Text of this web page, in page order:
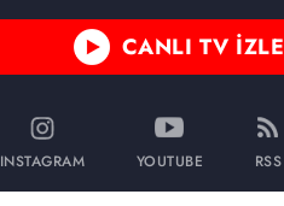
CANLI TV İZLE
INSTAGRAM YOUTUBE RSS